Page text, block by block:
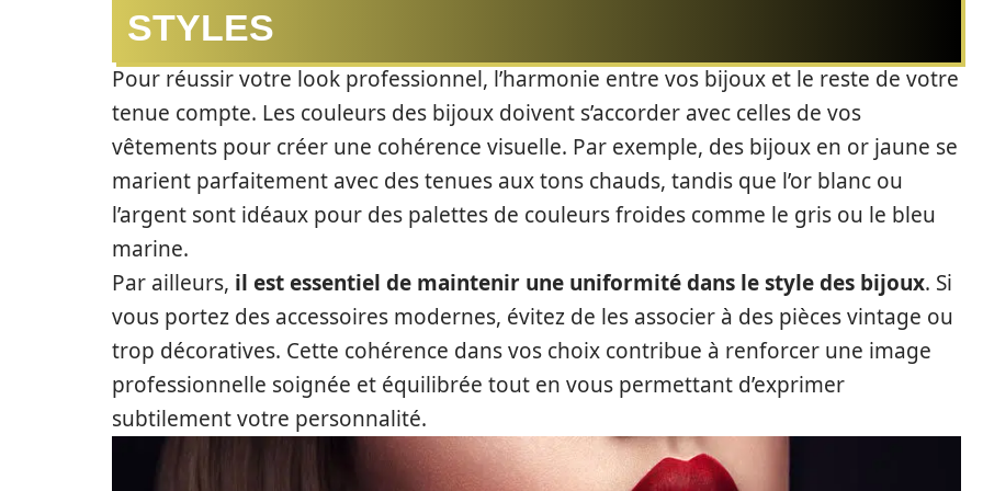
STYLES
Pour réussir votre look professionnel, l’harmonie entre vos bijoux et le reste de votre
tenue compte. Les couleurs des bijoux doivent s’accorder avec celles de vos
vêtements pour créer une cohérence visuelle. Par exemple, des bijoux en or jaune se
marient parfaitement avec des tenues aux tons chauds, tandis que l’or blanc ou
l’argent sont idéaux pour des palettes de couleurs froides comme le gris ou le bleu
marine.
Par ailleurs, il est essentiel de maintenir une uniformité dans le style des bijoux. Si
vous portez des accessoires modernes, évitez de les associer à des pièces vintage ou
trop décoratives. Cette cohérence dans vos choix contribue à renforcer une image
professionnelle soignée et équilibrée tout en vous permettant d’exprimer
subtilement votre personnalité.